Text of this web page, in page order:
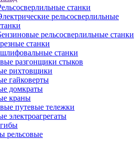
станки
рельсосверлильные
рельсосверлильные станки
станки
станки
разгонщики стыков
рихтовщики
гайковерты
домкраты
краны
путевые тележки
электроагрегаты
рельсовые